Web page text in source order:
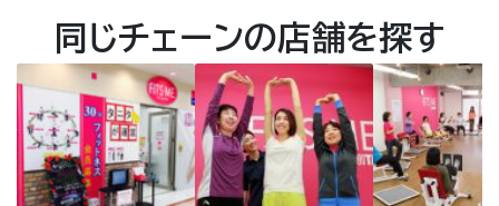
同じチェーンの店舗を探す